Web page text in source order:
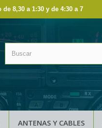
de 8,30 a 1:30 y de 4:30 a 7
ANTENAS Y CABLES